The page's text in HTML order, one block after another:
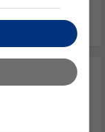
Net?
router